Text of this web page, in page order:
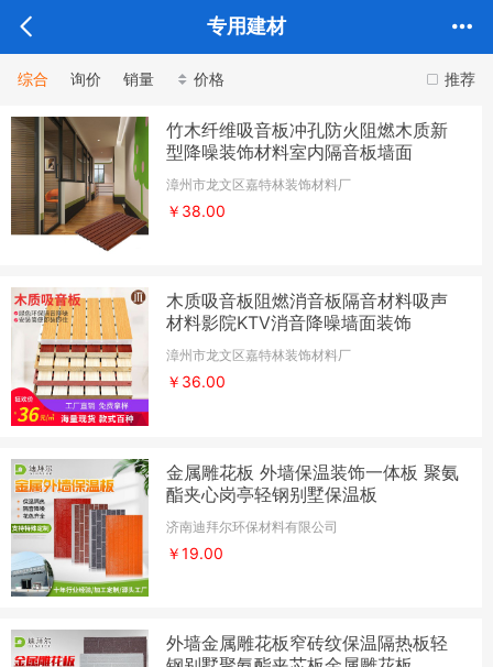
专用建材
推荐
综合 询价 销量 价格
竹木纤维吸音板冲孔防火阻燃木质新
型降噪装饰材料室内隔音板墙面
漳州市龙文区嘉特林装饰材料厂
￥38.00
木质吸音板阻燃消音板隔音材料吸声
材料影院KTV消音降噪墙面装饰
漳州市龙文区嘉特林装饰材料厂
￥36.00
金属雕花板 外墙保温装饰一体板 聚氨
酯夹心岗亭轻钢别墅保温板
济南迪拜尔环保材料有限公司
￥19.00
外墙金属雕花板窄砖纹保温隔热板轻